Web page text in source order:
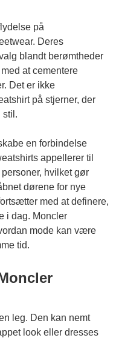
på
Deres
blandt berømtheder
at cementere
Det er ikke
på stjerner, der
stil.
en forbindelse
appellerer til
hvilket gør
dørene for nye
med at definere,
i dag. Moncler
mode kan være
tid.
leg. Den kan nemt
look eller dresses